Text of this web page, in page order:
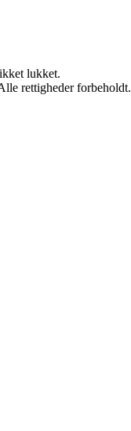
lukket.
rettigheder forbeholdt.